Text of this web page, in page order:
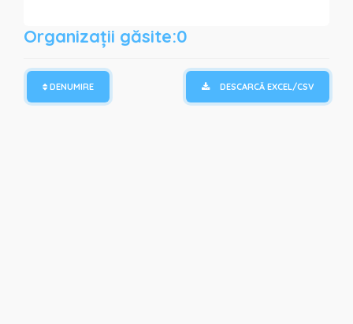
PROTECȚIA PERSOANELOR SUPUSE VIOLENȚEI (40)
SPORT, TURISM, ODIHNĂ ŞI AGREMENT (65)
SPRIJIN PENTRU FAMILII ȘI COPII (95)
SPRIJIN PERSOANELOR CU DIZABILITĂȚI (85)
Organizații găsite:0
DENUMIRE DESCARCĂ EXCEL/CSV